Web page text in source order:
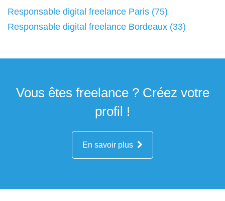
Responsable digital freelance Paris (75)
Responsable digital freelance Bordeaux (33)
Vous êtes freelance ? Créez votre
profil !
En savoir plus